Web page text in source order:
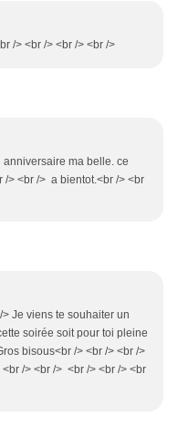
/> <br /> <br /> <br />
ma belle. ce
/> <br /> a bientot.<br /> <br
Je viens te souhaiter un
soirée soit pour toi pleine
bisous<br /> <br /> <br />
/> <br /> <br /> <br /> <br